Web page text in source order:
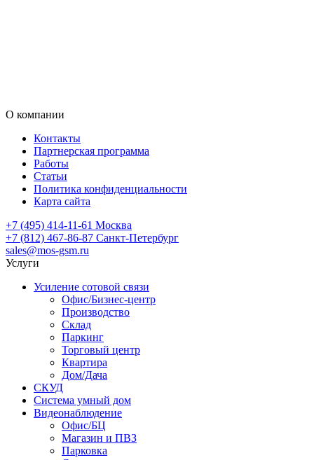
О компании
Контакты
Партнерская программа
Работы
Статьи
Политика конфиденциальности
Карта сайта
+7 (495) 414-11-61 Москва
+7 (812) 467-86-87 Санкт-Петербург
sales@mos-gsm.ru
Услуги
Усиление сотовой связи
Офис/Бизнес-центр
Производство
Склад
Паркинг
Торговый центр
Квартира
Дом/Дача
СКУД
Система умный дом
Видеонаблюдение
Офис/БЦ
Магазин и ПВЗ
Парковка